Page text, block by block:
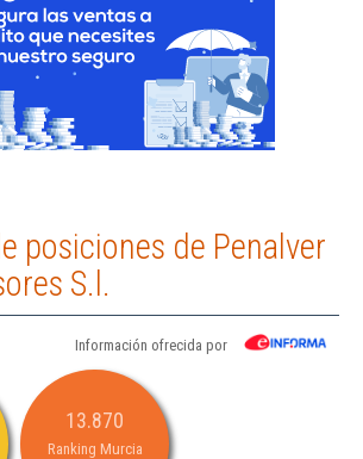
posiciones de Penalver
S.l.
Información ofrecida por
13.870
Ranking Murcia